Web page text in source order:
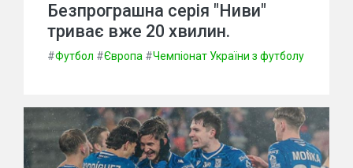
Безпрограшна серія "Ниви"
триває вже 20 хвилин.
#Футбол #Європа #Чемпіонат України з футболу